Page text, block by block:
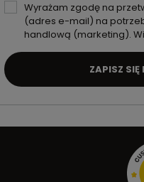
Wyrażam zgodę na
(adres e-mail) na
handlową (marketing).
ZAPISZ SIĘ